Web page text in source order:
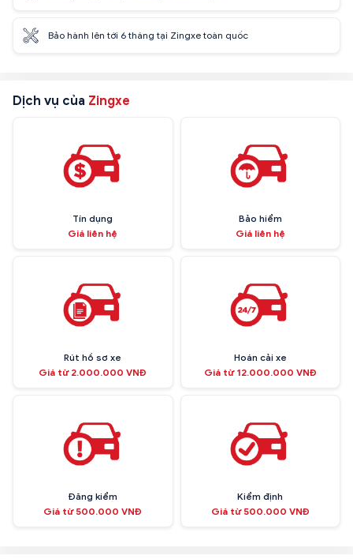
Bảo hành lên tới 6 tháng tại Zingxe toàn quốc
Dịch vụ của Zingxe
Tín dụng
Giá liên hệ
Bảo hiểm
Giá liên hệ
Rút hồ sơ xe
Giá từ 2.000.000 VNĐ
Hoán cải xe
Giá từ 12.000.000 VNĐ
Đăng kiểm
Giá từ 500.000 VNĐ
Kiểm định
Giá từ 500.000 VNĐ